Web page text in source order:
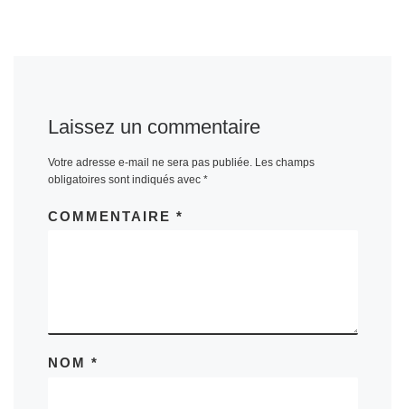
Laissez un commentaire
Votre adresse e-mail ne sera pas publiée. Les champs
obligatoires sont indiqués avec *
COMMENTAIRE *
NOM *